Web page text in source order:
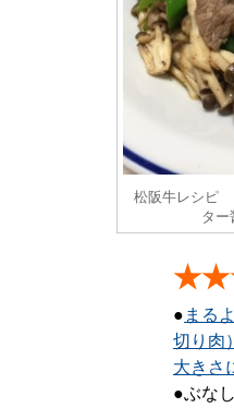
松阪牛レシピ
ター
● まる
切り
大きさ
●ぶな